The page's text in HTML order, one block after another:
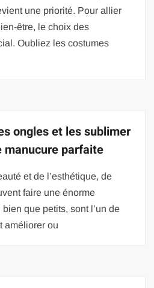
une priorité. Pour allier
être, le choix des
Oubliez les costumes
ongles et les sublimer
manucure parfaite
et de l’esthétique, de
faire une énorme
que petits, sont l’un de
améliorer ou